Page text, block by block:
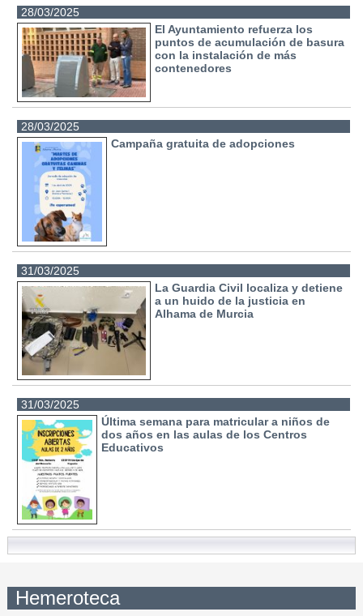
28/03/2025
El Ayuntamiento refuerza los
puntos de acumulación de basura
con la instalación de más
contenedores
28/03/2025
Campaña gratuita de adopciones
31/03/2025
La Guardia Civil localiza y detiene
a un huido de la justicia en
Alhama de Murcia
31/03/2025
Última semana para matricular a niños de
dos años en las aulas de los Centros
Educativos
Hemeroteca